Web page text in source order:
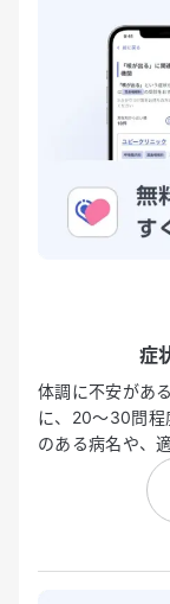
症
体調に不安があ
に、20〜30問程
のある病名や、